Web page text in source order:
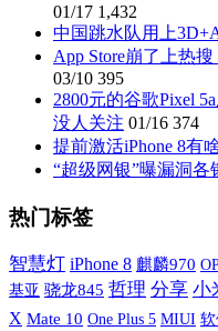
01/17 1,432
中国跳水队用上
App Store崩了上热
03/10 395
2800元的谷歌Pixel
没人关注 01/16 374
提前激活iPhone 8有
“超级网银”曝漏洞各
热门标签
智慧灯 iPhone 8 麒麟970
基亚 骁龙845 哲理 分享 小
X Mate 10 One Plus 5 MIUI